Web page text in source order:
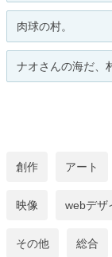
肉球の村。
ナオさんの海だ、
創作 アート
映像 webデザ
その他 総合